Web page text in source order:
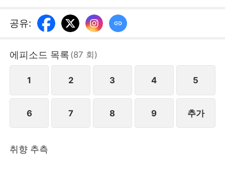
서진의 손아귀에 든 사냥감이 되어버린다. 서로의 눈이
마주친 그 순간, 이미 덫에 걸려버렸는
공유:
에피소드 목록 (87 회)
1 2 3 4 5
6 7 8 9 추가
취향 추측